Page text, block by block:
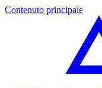
Contenuto principale